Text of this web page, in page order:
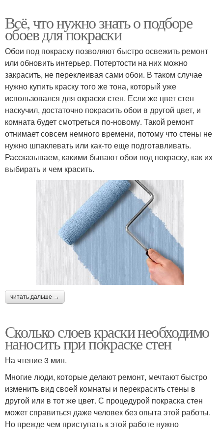
Всё, что нужно знать о подборе
обоев для покраски
Обои под покраску позволяют быстро освежить ремонт
или обновить интерьер. Потертости на них можно
закрасить, не переклеивая сами обои. В таком случае
нужно купить краску того же тона, который уже
использовался для окраски стен. Если же цвет стен
наскучил, достаточно покрасить обои в другой цвет, и
комната будет смотреться по-новому. Такой ремонт
отнимает совсем немного времени, потому что стены не
нужно шпаклевать или как-то еще подготавливать.
Рассказываем, какими бывают обои под покраску, как их
выбирать и чем красить.
читать дальше →
Сколько слоев краски необходимо
наносить при покраске стен
На чтение 3 мин.
Многие люди, которые делают ремонт, мечтают быстро
изменить вид своей комнаты и перекрасить стены в
другой или в тот же цвет. С процедурой покраска стен
может справиться даже человек без опыта этой работы.
Но прежде чем приступать к этой работе нужно